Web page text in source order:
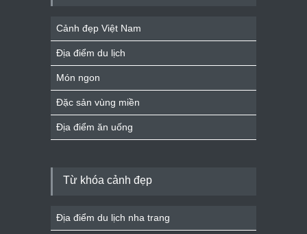
Cảnh đẹp Việt Nam
Địa điểm du lịch
Món ngon
Đặc sản vùng miền
Địa điểm ăn uống
Từ khóa cảnh đẹp
Địa điểm du lịch nha trang